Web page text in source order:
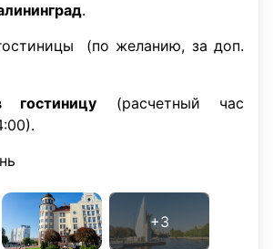
.
(по желанию, за доп.
гостиницу (расчетный час